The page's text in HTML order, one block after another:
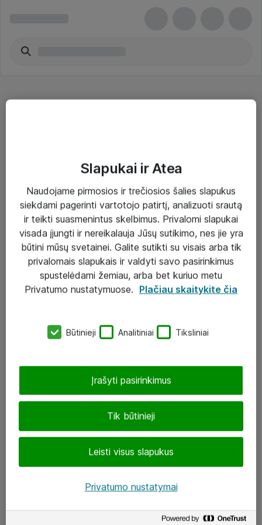
Sprendimai ir paslaugos
Paslaugos
Sprendimai
Įgyvendinti projektai
Atea ekspertų patarimai verslui
UAB „ATEA“
J. Rutkausko g. 6, Vilnius
Atea kontaktai
Aplankykite mus
Slapukai ir Atea
Naudojame pirmosios ir trečiosios šalies slapukus
siekdami pagerinti vartotojo patirtį, analizuoti srautą
ir teikti suasmenintus skelbimus. Privalomi slapukai
visada įjungti ir nereikalauja Jūsų sutikimo, nes jie yra
būtini mūsų svetainei. Galite sutikti su visais arba tik
privalomais slapukais ir valdyti savo pasirinkimus
spustelėdami žemiau, arba bet kuriuo metu
Privatumo nustatymuose. Plačiau skaitykite čia
Būtinieji Analitiniai Tiksliniai
Tik būtinieji
Leisti visus slapukus
Įrašyti pasirinkimus
Privatumo nustatymai